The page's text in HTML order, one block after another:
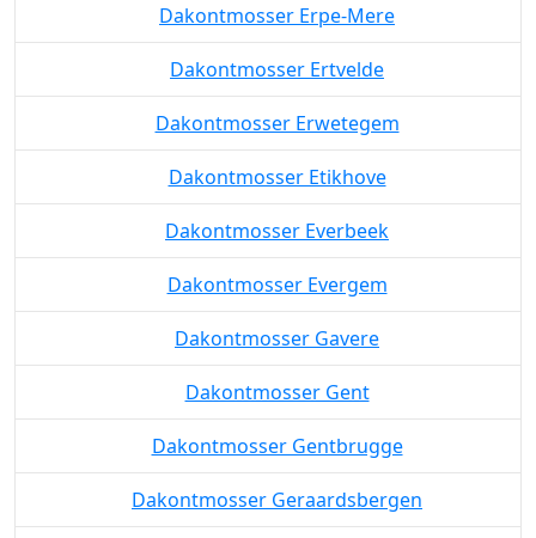
Dakontmosser Erpe-Mere
Dakontmosser Ertvelde
Dakontmosser Erwetegem
Dakontmosser Etikhove
Dakontmosser Everbeek
Dakontmosser Evergem
Dakontmosser Gavere
Dakontmosser Gent
Dakontmosser Gentbrugge
Dakontmosser Geraardsbergen